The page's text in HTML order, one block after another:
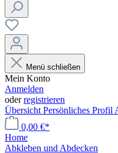
Menü schließen
Mein Konto
Anmelden
oderregistrieren
Übersicht Persönliches Profil
0,00 €*
Home
Abkleben und Abdecken